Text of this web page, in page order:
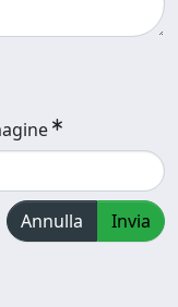
Annulla Invia